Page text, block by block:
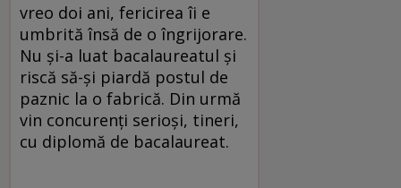
vreo doi ani, fericirea îi e
umbrită însă de o îngrijorare.
Nu şi-a luat bacalaureatul şi
riscă să-şi piardă postul de
paznic la o fabrică. Din urmă
vin concurenţi serioşi, tineri,
cu diplomă de bacalaureat.